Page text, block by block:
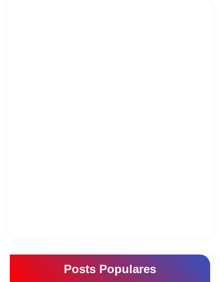
Posts Populares